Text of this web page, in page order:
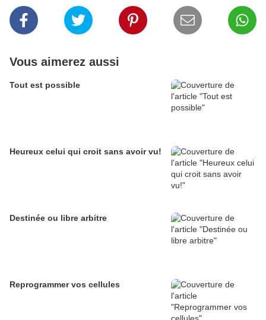
Vous aimerez aussi
Tout est possible
Heureux celui qui croit sans avoir vu!
Destinée ou libre arbitre
Reprogrammer vos cellules